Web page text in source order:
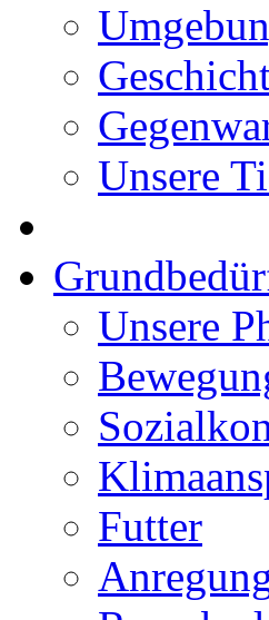
Unsere
Unsere
Futter